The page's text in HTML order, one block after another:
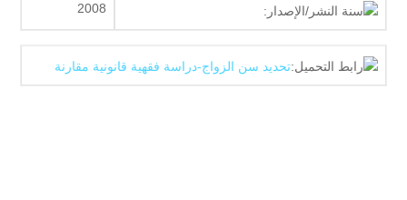
سنة النشر/الإصدار: 2008
رابط التحميل:تحديد سن الزواج-دراسة فقھية قانونية مقارنة